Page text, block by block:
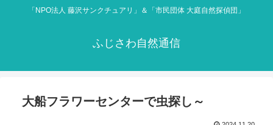
「NPO法人 藤沢サンクチュアリ」＆「市民団体 大庭自然探偵団」
ふじさわ自然通信
大船フラワーセンターで虫探し～